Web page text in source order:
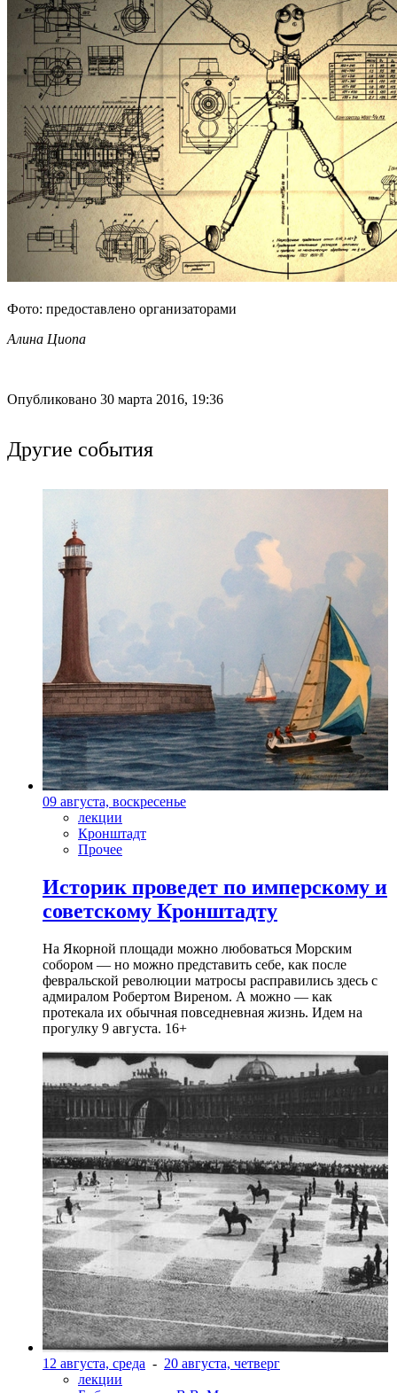
Фото: предоставлено организаторами
Алина Циопа
Опубликовано 30 марта 2016, 19:36
Другие события
09 августа, воскресенье
лекции
Кронштадт
Прочее
Историк проведет по имперскому и
советскому Кронштадту
На Якорной площади можно любоваться Морским
собором — но можно представить себе, как после
февральской революции матросы расправились здесь с
адмиралом Робертом Виреном. А можно — как
протекала их обычная повседневная жизнь. Идем на
прогулку 9 августа. 16+
12 августа, среда - 20 августа, четверг
лекции